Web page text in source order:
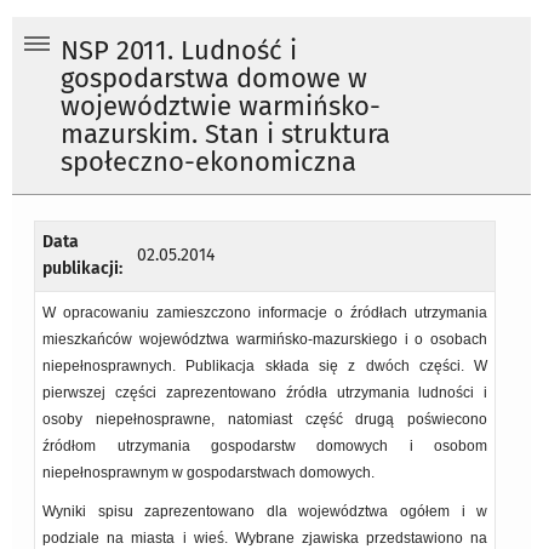
NSP 2011. Ludność i
gospodarstwa domowe w
województwie warmińsko-
mazurskim. Stan i struktura
społeczno-ekonomiczna
Data
publikacji:
02.05.2014
W opracowaniu zamieszczono informacje o źródłach utrzymania
mieszkańców województwa warmińsko-mazurskiego i o osobach
niepełnosprawnych. Publikacja składa się z dwóch części. W
pierwszej części zaprezentowano źródła utrzymania ludności i
osoby niepełnosprawne, natomiast część drugą poświecono
źródłom utrzymania gospodarstw domowych i osobom
niepełnosprawnym w gospodarstwach domowych.
Wyniki spisu zaprezentowano dla województwa ogółem i w
podziale na miasta i wieś. Wybrane zjawiska przedstawiono na